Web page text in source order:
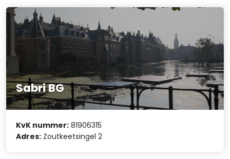
Sabri BG
KvK nummer: 81906315
Adres: Zoutkeetsingel 2